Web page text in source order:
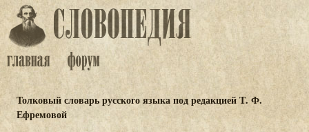
Толковый словарь русского языка под редакцией Т. Ф.
Ефремовой